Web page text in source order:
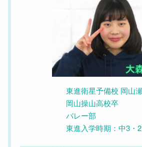
東進衛星予備校 岡山
岡山操山高校卒
バレー部
東進入学時期：中3・2